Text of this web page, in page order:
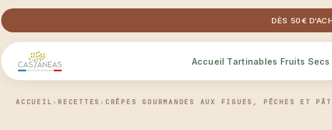
DÈS 50€
Accueil Tartinables Fruits Secs
ACCUEIL › RECETTES › CRÊPES GOURMANDES AUX FIGUES, PÊCHES ET